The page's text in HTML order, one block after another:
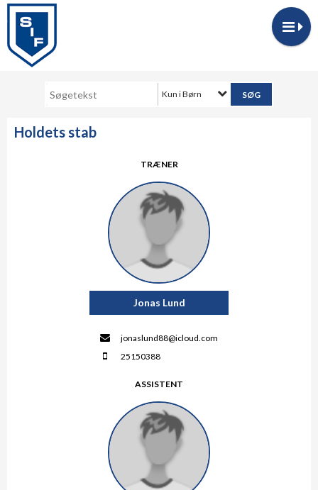
Kun i Børn
Holdets stab
TRÆNER
Jonas Lund
jonaslund88@icloud.com
25150388
ASSISTENT